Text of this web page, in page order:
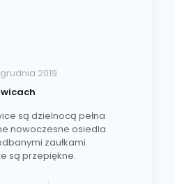
grudnia 2019
są dzielnocą pełna
nowoczesne osiedla
zaułkami.
są przepiękne.